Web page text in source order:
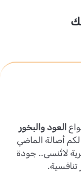
العود والبخور
أصالة الماضي
لاتُنسى.. جودة
تنافسية.